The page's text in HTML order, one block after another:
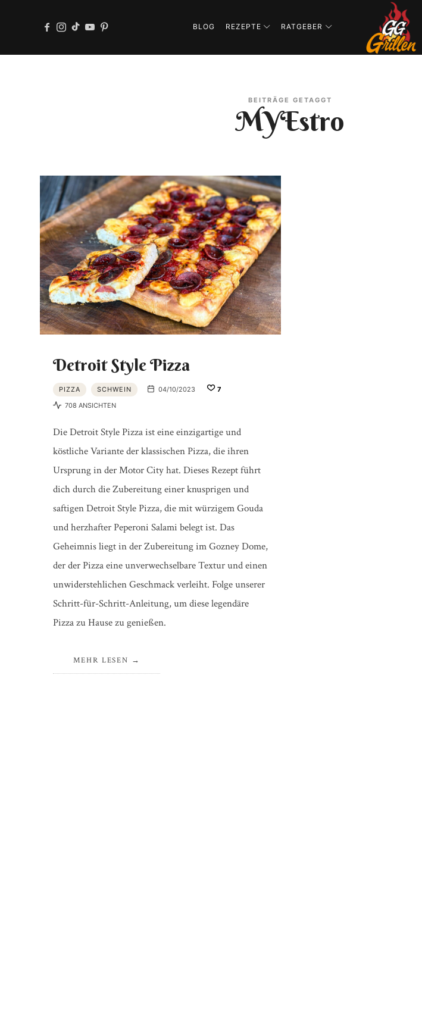
BLOG REZEPTE RATGEBER
GG-
BEITRÄGE GETAGGT
MYEstro
Detroit Style Pizza
PIZZA SCHWEIN 04/10/2023
7
708 ANSICHTEN
Die Detroit Style Pizza ist eine einzigartige und
köstliche Variante der klassischen Pizza, die ihren
Ursprung in der Motor City hat. Dieses Rezept führt
dich durch die Zubereitung einer knusprigen und
saftigen Detroit Style Pizza, die mit würzigem Gouda
und herzhafter Peperoni Salami belegt ist. Das
Geheimnis liegt in der Zubereitung im Gozney Dome,
der der Pizza eine unverwechselbare Textur und einen
unwiderstehlichen Geschmack verleiht. Folge unserer
Schritt-für-Schritt-Anleitung, um diese legendäre
Pizza zu Hause zu genießen.
MEHR LESEN